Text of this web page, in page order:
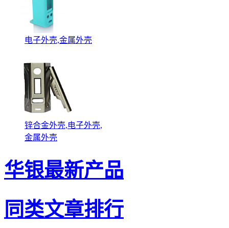
电子外壳,金属外壳
锌合金外壳,电子外壳,
金属外壳
华银最新产品
同类文章排行